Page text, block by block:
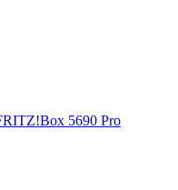
5690 Pro